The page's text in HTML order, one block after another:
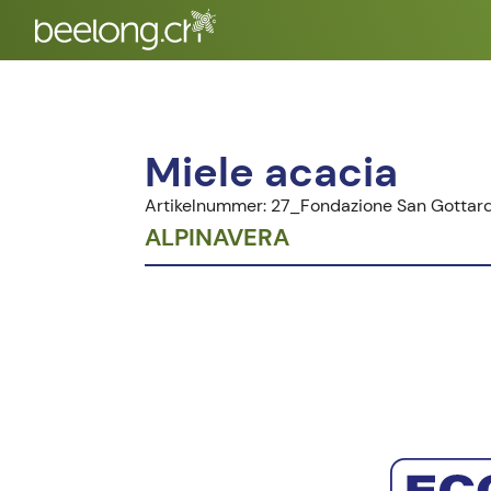
Miele acacia
Artikelnummer: 27_Fondazione San
ALPINAVERA